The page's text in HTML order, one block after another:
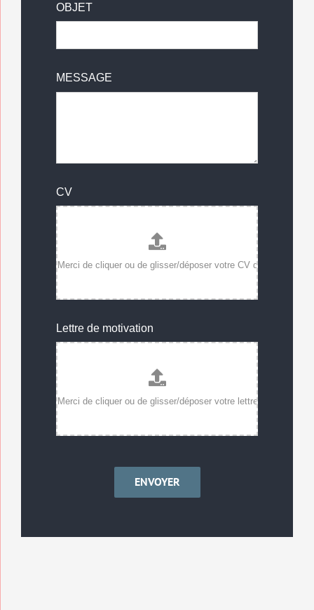
OBJET
MESSAGE
CV
Lettre de motivation
ENVOYER